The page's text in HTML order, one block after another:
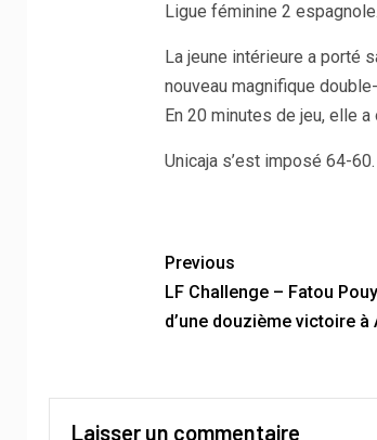
Ligue féminine 2 espagnole.
La jeune intérieure a porté
nouveau magnifique
En 20 minutes de jeu, elle
Unicaja s’est imposé 64-60.
Previous
LF Challenge – Fatou
d’une douzième victoire à
Laisser un commentaire